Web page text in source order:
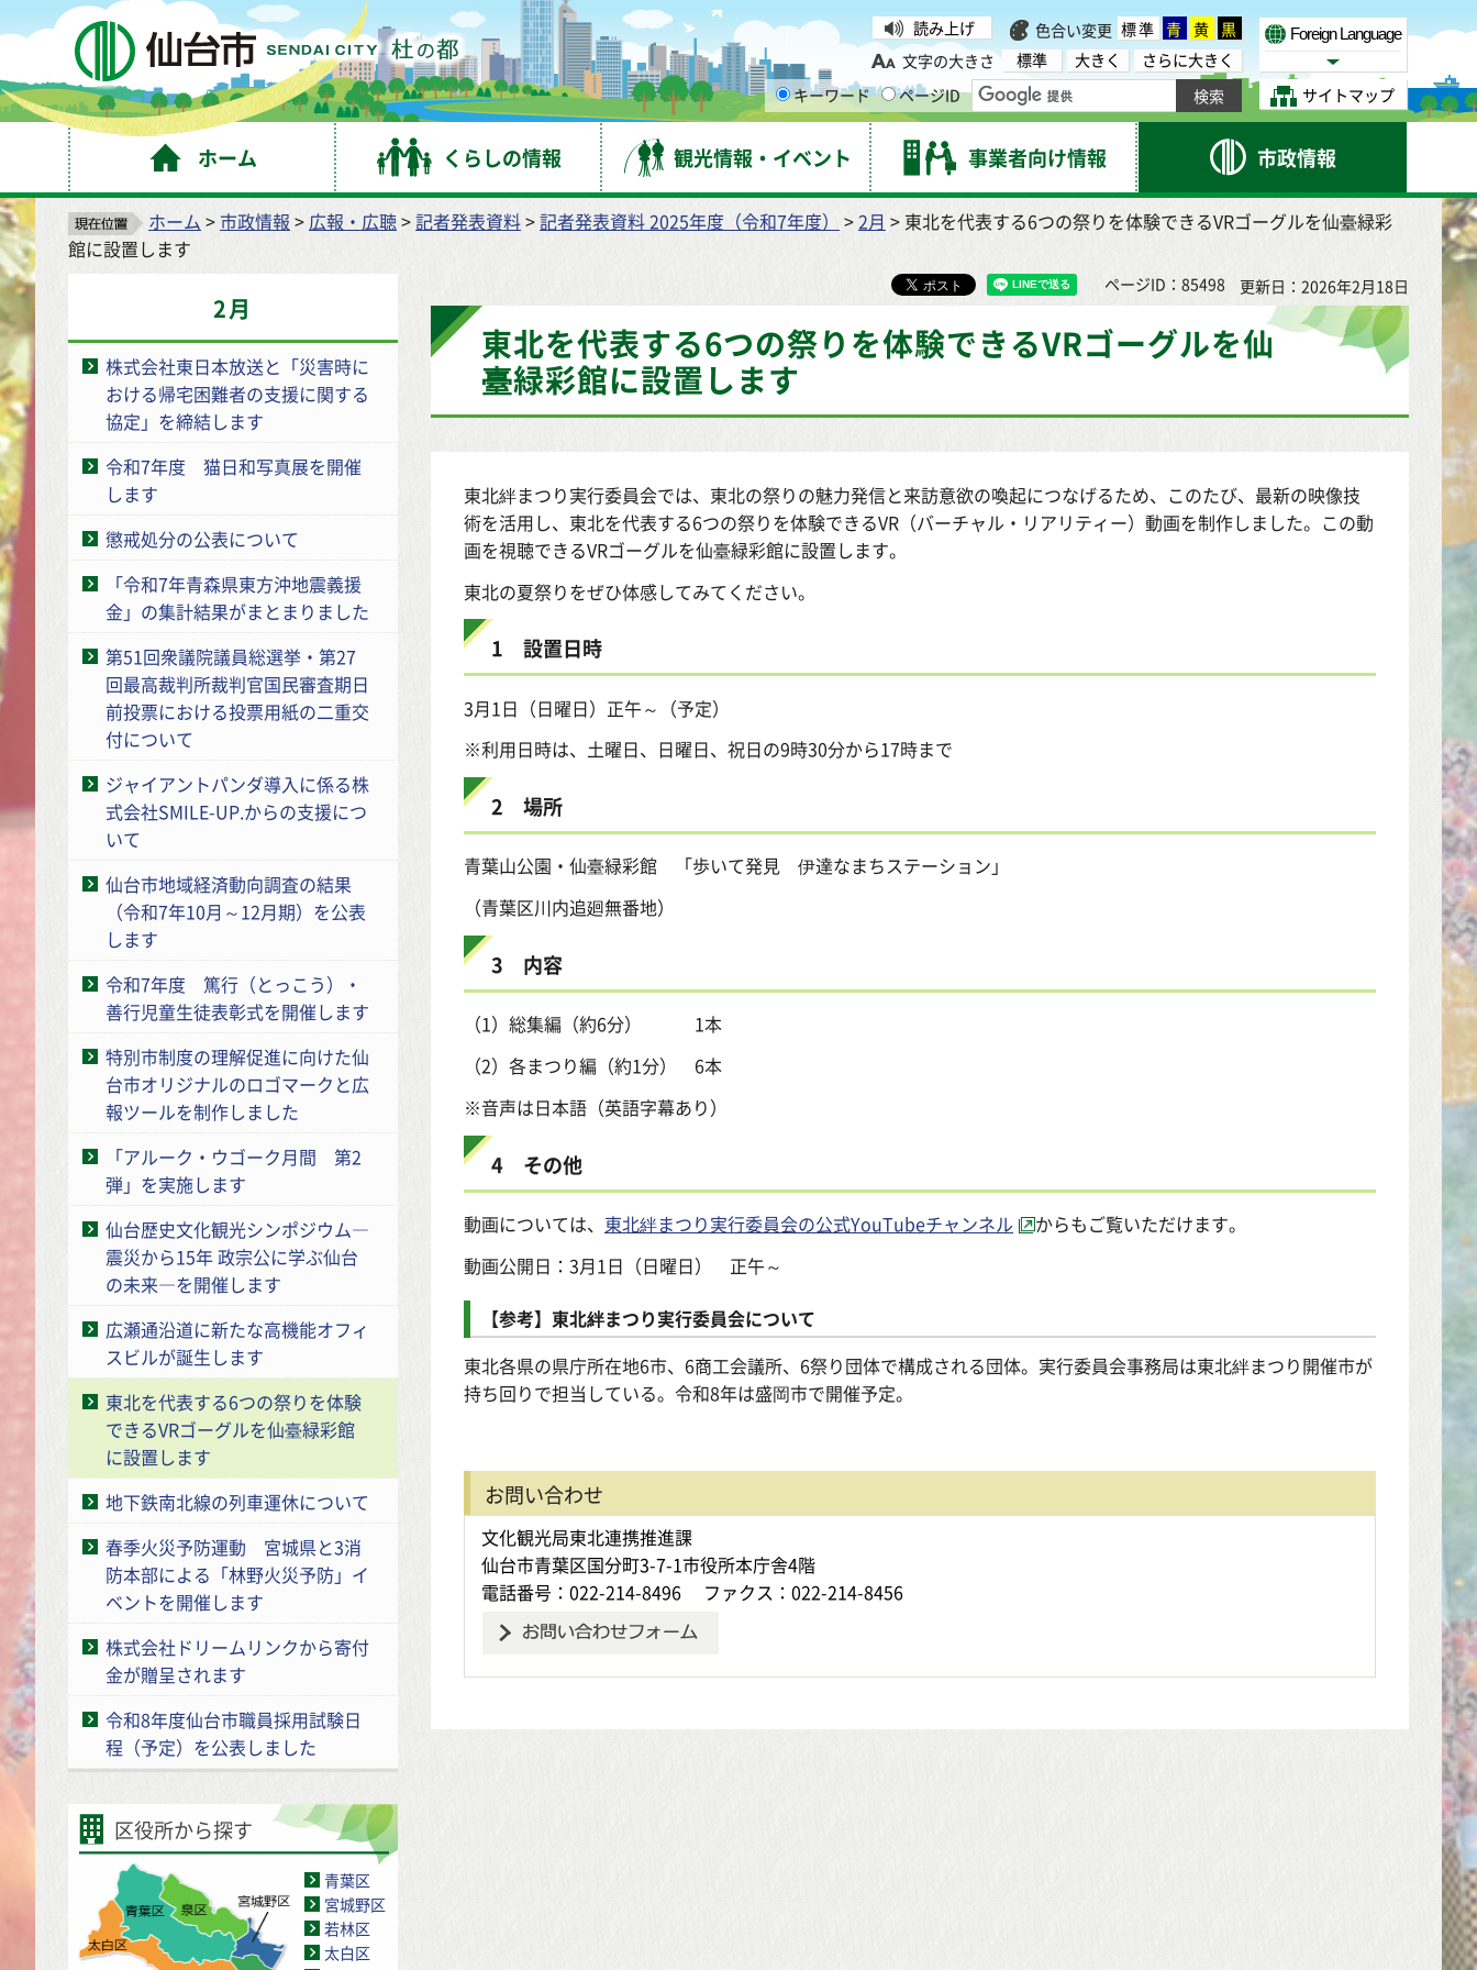
仙台市 読み上げ 色合い変更 標準 青 黄 黒
文字の大きさ
標準 大きく
さらに大きく
キーワード
ページID
Foreign Language
Select Language
サイトマップ
ホーム くらしの情報 観光情報・イベント 事業者向け情報 市政情報
ホーム >市政情報 > 広報・広聴>記者発表資料>記者発表資料 2025年度（令和7年度） >2月 > 東北を代表する6つの祭りを体験できるVRゴーグルを仙臺緑彩
館に設置します
2月
株式会社東日本放送と「災害時に
おける帰宅困難者の支援に関する
協定」を締結します
令和7年度 猫日和写真展を開催
します
懲戒処分の公表について
「令和7年青森県東方沖地震義援
金」の集計結果がまとまりました
第51回衆議院議員総選挙・第27
回最高裁判所裁判官国民審査期日
前投票における投票用紙の二重交
付について
ジャイアントパンダ導入に係る株
式会社SMILE-UP.からの支援につ
いて
仙台市地域経済動向調査の結果
（令和7年10月～12月期）を公表
します
令和7年度 篤行（とっこう）・
善行児童生徒表彰式を開催します
特別市制度の理解促進に向けた仙
台市オリジナルのロゴマークと広
報ツールを制作しました
「アルーク・ウゴーク月間 第2
弾」を実施します
仙台歴史文化観光シンポジウム―
震災から15年 政宗公に学ぶ仙台
の未来―を開催します
広瀬通沿道に新たな高機能オフィ
スビルが誕生します
東北を代表する6つの祭りを体験
できるVRゴーグルを仙臺緑彩館
に設置します
地下鉄南北線の列車運休について
春季火災予防運動 宮城県と3消
防本部による「林野火災予防」イ
ベントを開催します
株式会社ドリームリンクから寄付
金が贈呈されます
令和8年度仙台市職員採用試験日
程（予定）を公表しました
区役所から探す
青葉区
宮城野区
若林区
太白区
ページID：85498 更新日：2026年2月18日
東北を代表する6つの祭りを体験できるVRゴーグルを仙
臺緑彩館に設置します
東北絆まつり実行委員会では、東北の祭りの魅力発信と来訪意欲の喚起につなげるため、このたび、最新の映像技
術を活用し、東北を代表する6つの祭りを体験できるVR（バーチャル・リアリティー）動画を制作しました。この動
画を視聴できるVRゴーグルを仙臺緑彩館に設置します。
東北の夏祭りをぜひ体感してみてください。
1 設置日時
3月1日（日曜日）正午～（予定）
※利用日時は、土曜日、日曜日、祝日の9時30分から17時まで
2 場所
青葉山公園・仙臺緑彩館 「歩いて発見 伊達なまちステーション」
（青葉区川内追廻無番地）
3 内容
（1）総集編（約6分） 1本
（2）各まつり編（約1分） 6本
※音声は日本語（英語字幕あり）
4 その他
動画については、 東北絆まつり実行委員会の公式YouTubeチャンネル
からもご覧いただけます。
動画公開日：3月1日（日曜日） 正午～
【参考】東北絆まつり実行委員会について
東北各県の県庁所在地6市、6商工会議所、6祭り団体で構成される団体。実行委員会事務局は東北絆まつり開催市が
持ち回りで担当している。令和8年は盛岡市で開催予定。
お問い合わせ
文化観光局東北連携推進課
仙台市青葉区国分町3-7-1市役所本庁舎4階
電話番号：022-214-8496
ファクス：022-214-8456